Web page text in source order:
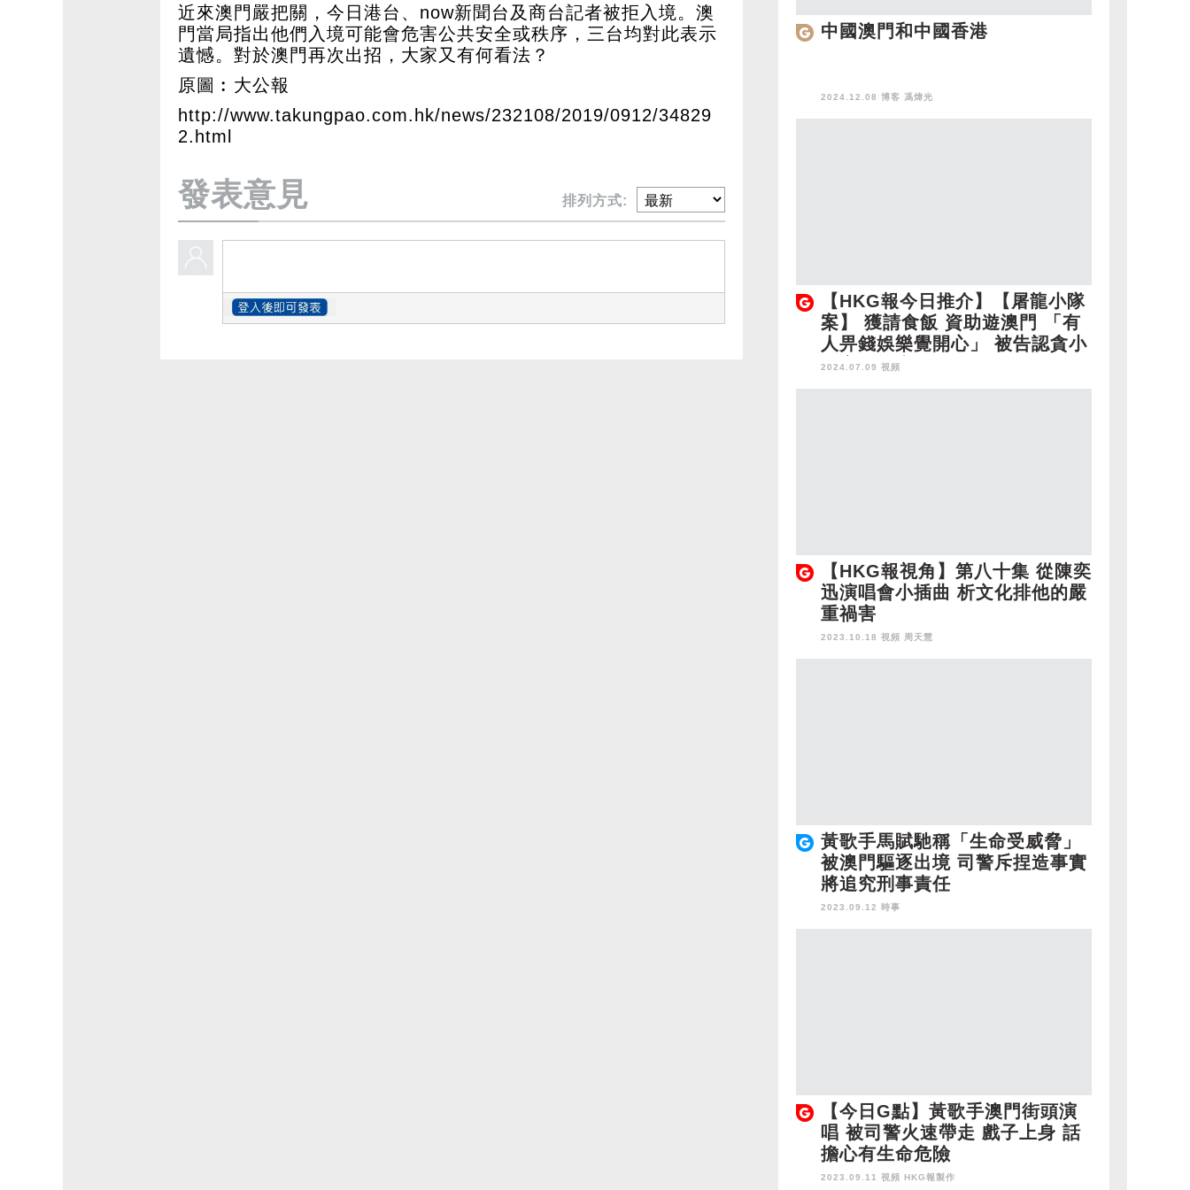
近來澳門嚴把關，今日港台、now新聞台及商台記者被拒入境。澳
門當局指出他們入境可能會危害公共安全或秩序，三台均對此表示
遺憾。對於澳門再次出招，大家又有何看法？
原圖︰大公報
http://www.takungpao.com.hk/news/232108/2019/0912/34829
2.html
發表意見 排列方式:
中國澳門和中國香港
2024.12.08 博客 馮煒光
【HKG報今日推介】【屠龍小隊
案】 獲請食飯 資助遊澳門 「有
人畀錢娛樂覺開心」 被告認貪小
便宜不離隊
2024.07.09 視頻
【HKG報視角】第八十集 從陳奕
迅演唱會小插曲 析文化排他的嚴
重禍害
2023.10.18 視頻 周天慧
黃歌手馬賦馳稱「生命受威脅」
被澳門驅逐出境 司警斥捏造事實
將追究刑事責任
2023.09.12 時事
【今日G點】黃歌手澳門街頭演
唱 被司警火速帶走 戲子上身 話
擔心有生命危險
2023.09.11 視頻 HKG報製作